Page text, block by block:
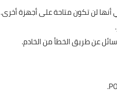
أنها لن تكون متاحة على أجهزة أخرى.
عن طريق الخطأ من الخادم.